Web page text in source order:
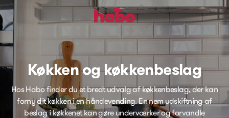
Køkken og køkkenbeslag
Hos Habo finder du et bredt udvalg af køkkenbeslag, der kan
forny dit køkken i en håndevending. En nem udskiftning af
beslag i køkkenet kan gøre underværker og forvandle